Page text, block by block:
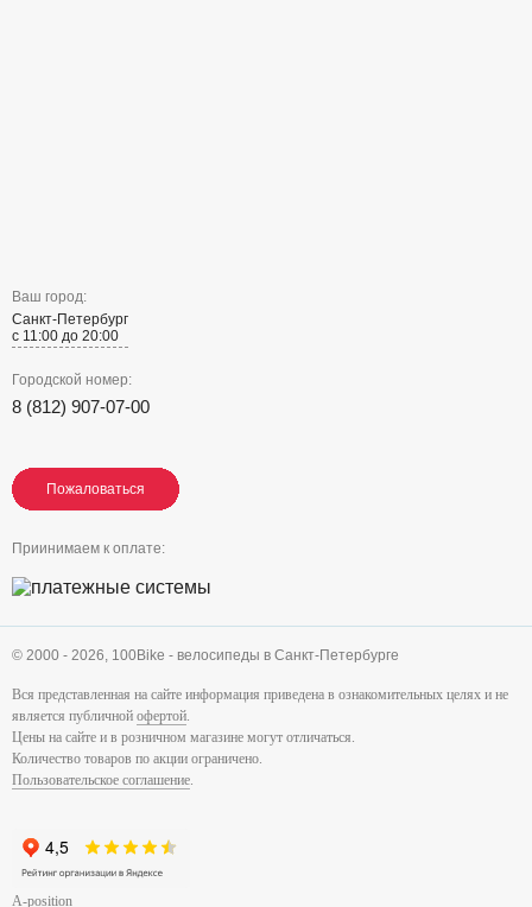
Ваш город:
Санкт-Петербург
с 11:00 до 20:00
Городской номер:
8 (812) 907-07-00
Пожаловаться
Пожаловаться
Пожаловаться
Приинимаем к оплате:
© 2000 - 2026, 100Bike - велосипеды в Санкт-Петербурге
Вся представленная на сайте информация приведена в ознакомительных целях и не
является публичной офертой.
Цены на сайте и в розничном магазине могут отличаться.
Количество товаров по акции ограничено.
Пользовательское соглашение.
A-position